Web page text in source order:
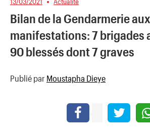
Bilan de la Gendarmerie aux
manifestations: 7 brigades
90 blessés dont 7 graves
Publié par Moustapha Dieye